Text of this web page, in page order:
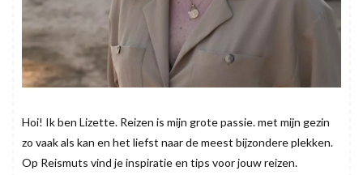
Hoi! Ik ben Lizette. Reizen is mijn grote passie. met mijn gezin
zo vaak als kan en het liefst naar de meest bijzondere plekken.
Op Reismuts vind je inspiratie en tips voor jouw reizen.